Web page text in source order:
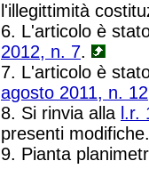
l'illegittimità
6. L'articolo è
2012, n. 7.
7. L'articolo è
agosto 2011, n. 12
8. Si rinvia alla l.r.
presenti
9. Pianta